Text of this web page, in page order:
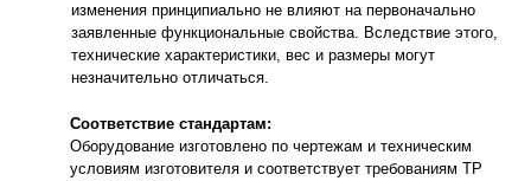
изменения принципиально не влияют на первоначально
заявленные функциональные свойства. Вследствие этого,
технические характеристики, вес и размеры могут
незначительно отличаться.
Соответствие стандартам:
Оборудование изготовлено по чертежам и техническим
условиям изготовителя и соответствует требованиям ТР